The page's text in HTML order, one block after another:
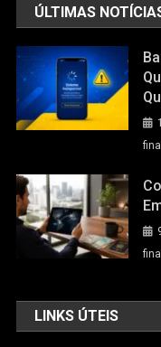
ÚLTIMAS
LINKS ÚTEIS